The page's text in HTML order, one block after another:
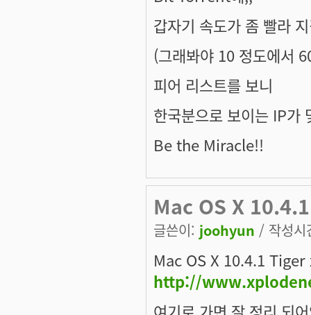
갑자기 속도가 좀 빨라
(그래봐야 10 정도에서
피어 리스트를 보니
한국분으로 보이는 IP가
Be the Miracle!!
Mac OS X
글쓴이: joohyun / 작성
Mac OS X 10.4.1
http://